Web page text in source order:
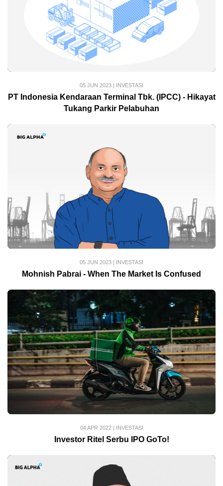
05 JUN 2023 | INVESTASI
PT Indonesia Kendaraan Terminal Tbk. (IPCC) - Hikayat
Tukang Parkir Pelabuhan
05 JUN 2023 | INVESTASI
Mohnish Pabrai - When The Market Is Confused
04 APR 2022| INVESTASI
Investor Ritel Serbu IPO GoTo!